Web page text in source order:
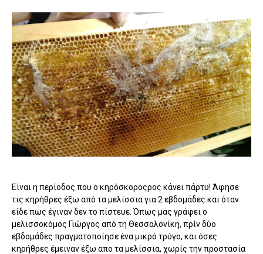
Είναι η περίοδος που ο κηρόσκοροςρος κάνει πάρτυ! Άφησε
τις κηρήθρες έξω από τα μελίσσια για 2 εβδομάδες και όταν
είδε πως έγιναν δεν το πίστευε. Όπως μας γράφει ο
μελισσοκόμος Γιώργος από τη Θεσσαλονίκη, πρίν δύο
εβδομάδες πραγματοποίησε ένα μικρό τρύγο, και όσες
κηρήθρες έμειναν έξω απο τα μελίσσια, χωρίς την προστασία